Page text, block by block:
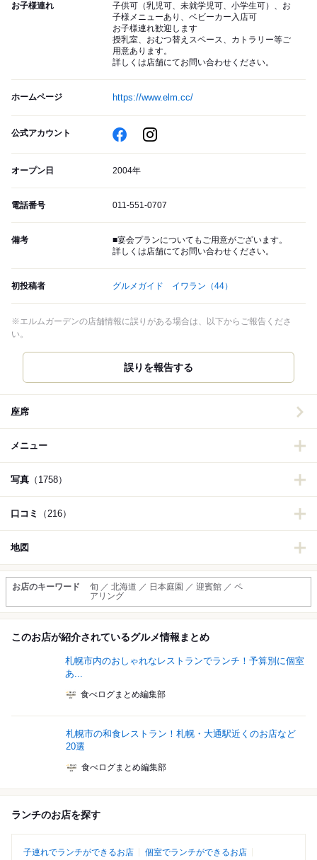
お子様連れ
子供可（乳児可、未就学児可、小学生可）、お
子様メニューあり、ベビーカー入店可
お子様連れ歓迎します
授乳室、おむつ替えスペース、カトラリー等ご
用意あります。
詳しくは店舗にてお問い合わせください。
ホームページ https://www.elm.cc/
公式アカウント
オープン日 2004年
電話番号 011-551-0707
備考
■宴会プランについてもご用意がございます。
詳しくは店舗にてお問い合わせください。
初投稿者 グルメガイド イワラン （44）
※エルムガーデンの店舗情報に誤りがある場合は、以下からご報告くださ
い。
誤りを報告する
座席
メニュー
写真 （1758）
口コミ （216）
地図
お店のキーワード
旬 ／ 北海道 ／ 日本庭園 ／ 迎賓館 ／ ペ
アリング
このお店が紹介されているグルメ情報まとめ
札幌市内のおしゃれなレストランでランチ！予算別に個室
あ...
食べログまとめ編集部
札幌市の和食レストラン！札幌・大通駅近くのお店など
20選
食べログまとめ編集部
ランチのお店を探す
子連れでランチができるお店
個室でランチができるお店